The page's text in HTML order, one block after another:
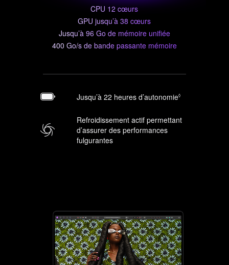
CPU 12 cœurs
GPU jusqu’à 38 cœurs
Jusqu’à 96 Go de mémoire unifiée
400 Go/s de bande passantemémoire
Jusqu’à 22 heures d’autonomie◊
mentions
Refroidissement actif permettant
d’assurer des performances
fulgurantes